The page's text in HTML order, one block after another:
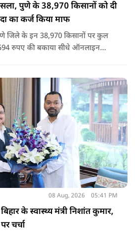
पुणे के 38,970 किसानों को दी
का कर्ज किया माफ
जिले के इन 38,970 किसानों पर कुल
रुपए की बकाया सीधे ऑनलाइन
08 Aug, 2026 05:41 PM
के स्वास्थ्य मंत्री निशांत कुमार,
चर्चा